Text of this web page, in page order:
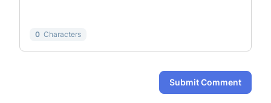
0 Characters
Submit Comment